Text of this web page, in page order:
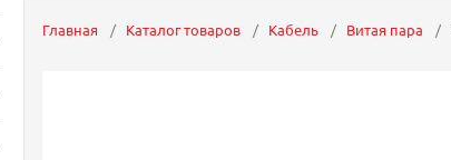
Главная Каталог товаров Кабель Витая пара